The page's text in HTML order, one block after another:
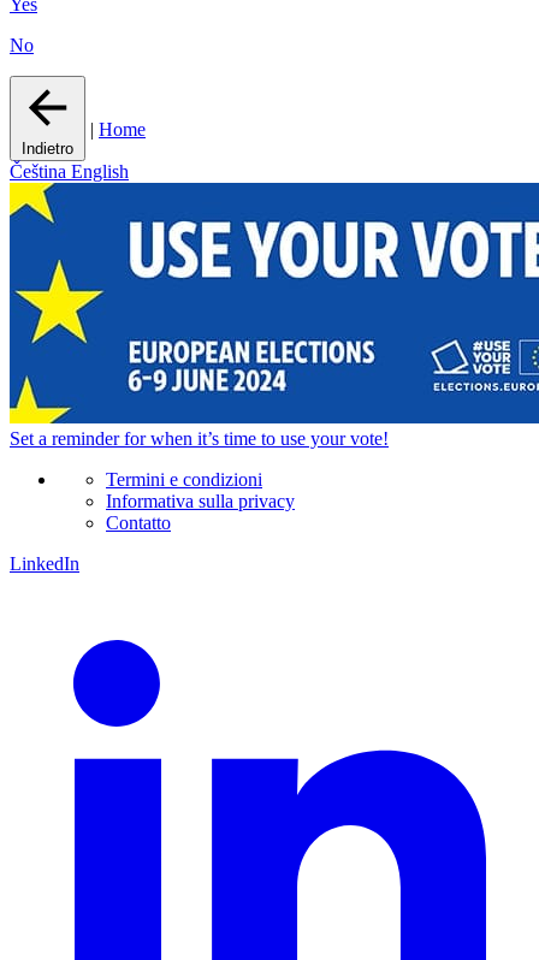
Yes
No
Indietro
| Home
Čeština English
Set a reminderfor when it’s time to use your vote!
Termini e condizioni
Informativa sulla privacy
Contatto
LinkedIn